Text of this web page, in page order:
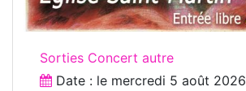
Sorties Concert autre
Date : le mercredi 5 août 2026